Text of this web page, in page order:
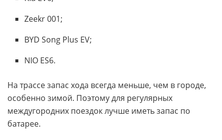
Zeekr 001;
BYD Song Plus EV;
NIO ES6.
На трассе запас хода всегда меньше, чем в городе,
особенно зимой. Поэтому для регулярных
междугородних поездок лучше иметь запас по
батарее.